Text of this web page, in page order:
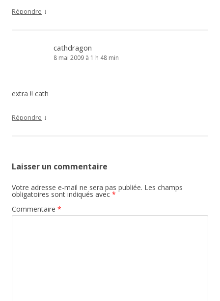
Répondre ↓
cathdragon
8 mai 2009 à 1 h 48 min
extra !! cath
Répondre ↓
Laisser un commentaire
Votre adresse e-mail ne sera pas publiée. Les champs
obligatoires sont indiqués avec *
Commentaire *